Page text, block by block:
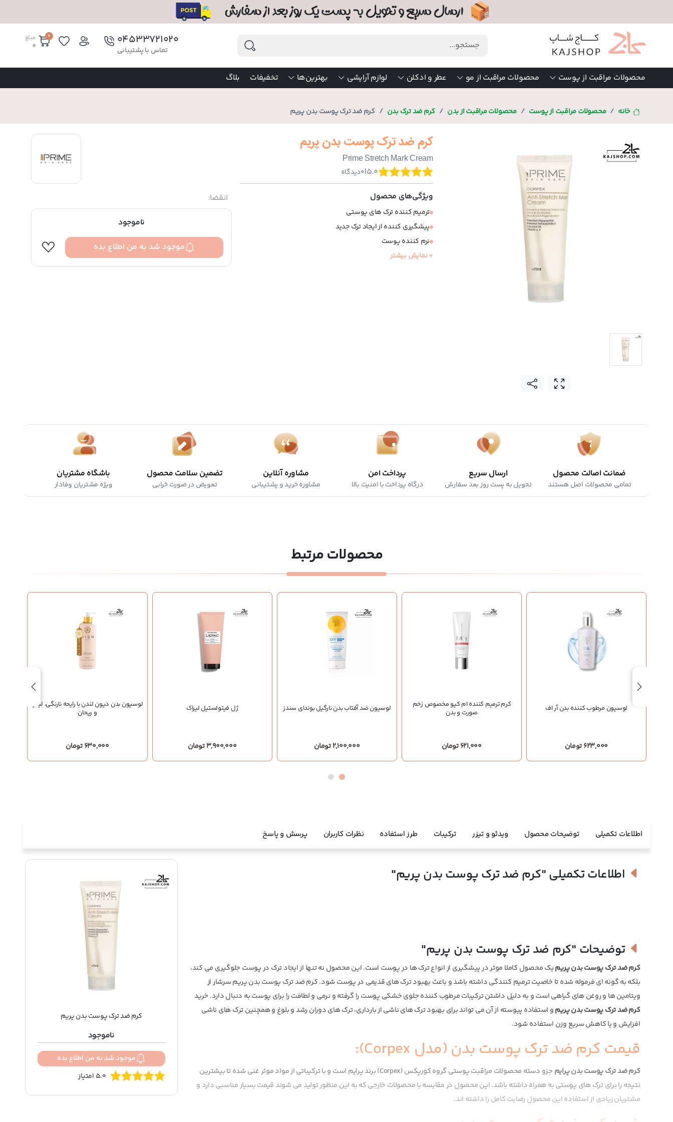
۰۴۵۳۳۷۲۱۰۲۰
تماس با پشتیبانی
مبلغ
0
0
محصولات مراقبت از پوست محصولات مراقبت از مو عطر و ادکلن لوازم آرایشی بهترین‌ها تخفیفات بلاگ
خانه محصولات مراقبت از پوست محصولات مراقبت از بدن کرم ضد ترک بدن کرم ضد ترک پوست بدن پریم
کرم ضد ترک پوست بدن پریم
Prime Stretch Mark Cream
5.0
|
0دیدگاه
ویژگی‌های محصول
ترمیم کننده ترک های پوستی
پیشگیری کننده از ایجاد ترک جدید
نرم کننده پوست
حاوی ترکیبات مرطوب کننده و آبرسان
+ نمایش بیشتر
انقضا:
ناموجود
موجود شد به من اطلاع بده
ضمانت اصالت محصول
تمامی محصولات اصل هستند
ارسال سریع
تحویل به پست روز بعد سفارش
پرداخت امن
درگاه پرداخت با امنیت بالا
مشاوره آنلاین
مشاوره خرید و پشتیبانی
تضمین سلامت محصول
تعویض در صورت خرابی
باشگاه مشتریان
ویژه مشتریان وفادار
محصولات مرتبط
لوسیون مرطوب کننده بدن آر اف
623,000 تومان
کرم ترمیم کننده ام کیو مخصوص زخم
صورت و بدن
621,000 تومان
لوسیون ضد آفتاب بدن نارگیل بوندای سندز
2,100,000 تومان
ژل فیتولستیل لیراک
3,900,000 تومان
لوسیون بدن دیون لندن با رایحه نارنگی، لیمو
و ریحان
630,000 تومان
اطلاعات تکمیلی توضیحات محصول ویدئو و تیزر ترکیبات طرز استفاده نظرات کاربران پرسش و پاسخ
اطلاعات تکمیلی"کرم ضد ترک پوست بدن پریم"
توضیحات "کرم ضد ترک پوست بدن پریم"
کرم ضد ترک پوست بدن پریمیک محصول کاملا موثر در پیشگیری از انواع ترک ها در پوست است. این محصول نه تنها از ایجاد ترک در پوست جلوگیری می کند،
بلکه به گونه ای فرموله شده تا خاصیت ترمیم کنندگی داشته باشد و باعث بهبود ترک های قدیمی در پوست شود. کرم ضد ترک پوست بدن پریم سرشار از
ویتامین ها و روغن های گیاهی است و به دلیل داشتن ترکیبات مرطوب کننده جلوی خشکی پوست را گرفته و نرمی و لطافت را برای پوست به دنبال دارد. خرید
کرم ضد ترک پوست بدن پریمو استفاده پیوسته از آن می تواند برای بهبود ترک های ناشی از بارداری، ترک های دوران رشد و بلوغ و همچنین ترک های ناشی
افزایش و یا کاهش سریع وزن استفاده شود.
قیمت کرم ضد ترک پوست بدن (مدل Corpex):
کرم ضد ترک پوست بدن پرایم
جزو دسته محصولات مراقبت پوستی گروه کورپکس (Corpex) برند پرایم است و با ترکیباتی از مواد موثر غنی شده تا بیشترین
نتیجه را برای ترک های پوستی به همراه داشته باشد. این محصول در مقایسه با محصولات خارجی که به این منظور تولید می شوند قیمت بسیار مناسبی دارد و
مشتریان زیادی از استفاده این محصول رضایت کامل را داشته اند.
کرم ضد ترک پوست بدن پریم
ناموجود
موجود شد به من اطلاع بده
5.0 امتیاز